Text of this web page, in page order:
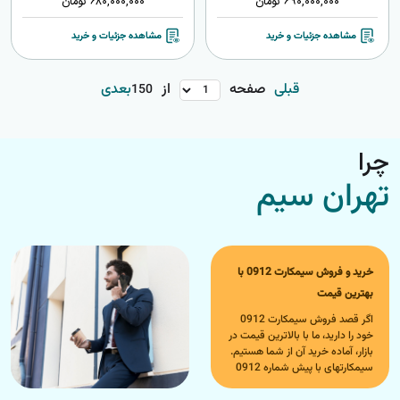
مشاهده جزئیات و خرید مشاهده جزئیات و خرید
قبلی صفحه از 150بعدی
چرا
تهران سیم
خرید و فروش سیمکارت 0912 با
بهترین قیمت
اگر قصد فروش سیمکارت 0912
خود را دارید، ما با بالاترین قیمت در
بازار، آماده خرید آن از شما هستیم.
سیمکارتهای با پیش شماره 0912
به دلیل محبوبیت و کاربرد گسترده،